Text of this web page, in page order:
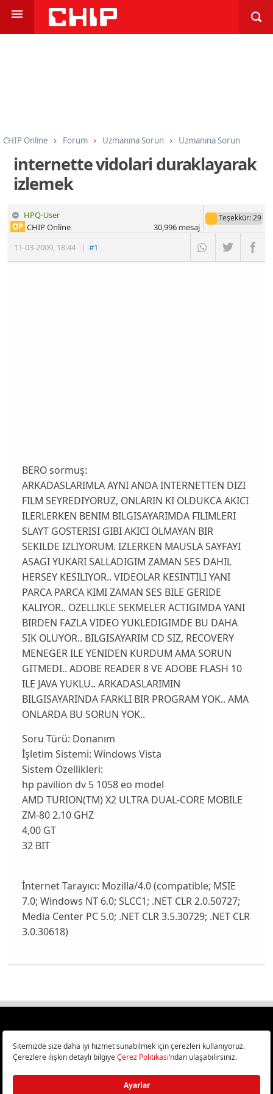
CHIP Online Forum Uzmanına Sorun Uzmanına Sorun
internette vidolari duraklayarak
izlemek
HPQ-User
11-03-2009, 18:44 |#1
OP CHIP Online
Teşekkür: 29
30,996mesaj
BERO sormuş:
ARKADASLARIMLA AYNI ANDA INTERNETTEN DIZI
FILM SEYREDIYORUZ, ONLARIN KI OLDUKCA AKICI
ILERLERKEN BENIM BILGISAYARIMDA FILIMLERI
SLAYT GOSTERISI GIBI AKICI OLMAYAN BIR
SEKILDE IZLIYORUM. IZLERKEN MAUSLA SAYFAYI
ASAGI YUKARI SALLADIGIM ZAMAN SES DAHIL
HERSEY KESILIYOR.. VIDEOLAR KESINTILI YANI
PARCA PARCA KIMI ZAMAN SES BILE GERIDE
KALIYOR.. OZELLIKLE SEKMELER ACTIGIMDA YANI
BIRDEN FAZLA VIDEO YUKLEDIGIMDE BU DAHA
SIK OLUYOR.. BILGISAYARIM CD SIZ, RECOVERY
MENEGER ILE YENIDEN KURDUM AMA SORUN
GITMEDI.. ADOBE READER 8 VE ADOBE FLASH 10
ILE JAVA YUKLU.. ARKADASLARIMIN
BILGISAYARINDA FARKLI BIR PROGRAM YOK.. AMA
ONLARDA BU SORUN YOK..
Soru Türü: Donanım
İşletim Sistemi: Windows Vista
Sistem Özellikleri:
hp pavilion dv 5 1058 eo model
AMD TURION(TM) X2 ULTRA DUAL-CORE MOBILE
ZM-80 2.10 GHZ
4,00 GT
32 BIT
İnternet Tarayıcı: Mozilla/4.0 (compatible; MSIE
7.0; Windows NT 6.0; SLCC1; .NET CLR 2.0.50727;
Media Center PC 5.0; .NET CLR 3.5.30729; .NET CLR
3.0.30618)
Türkiye
Bilişim ve Teknoloji Haberleri CHIP Online’da!